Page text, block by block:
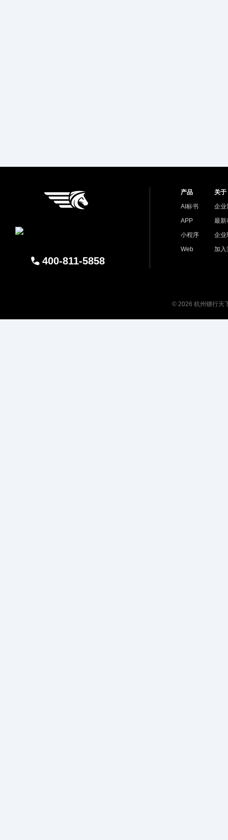
400-811-5858
产品
AI标书
APP
小程序
Web
关于
企业
最新
企业
加入
© 2026 杭州镖行天